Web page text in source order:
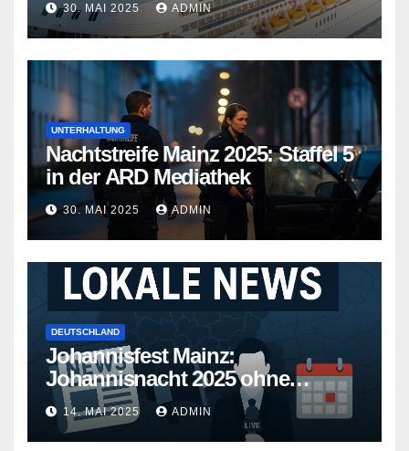
Wege
30. MAI 2025 ADMIN
UNTERHALTUNG
Nachtstreife Mainz 2025: Staffel 5
in der ARD Mediathek
30. MAI 2025 ADMIN
DEUTSCHLAND
Johannisfest Mainz:
Johannisnacht 2025 ohne
Feuerwerk
14. MAI 2025 ADMIN